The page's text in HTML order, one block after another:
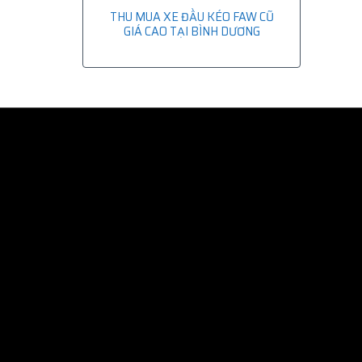
THU MUA XE ĐẦU KÉO FAW CŨ
GIÁ CAO TẠI BÌNH DƯƠNG